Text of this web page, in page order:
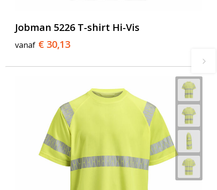
Jobman 5226 T-shirt Hi-Vis
vanaf € 30,13